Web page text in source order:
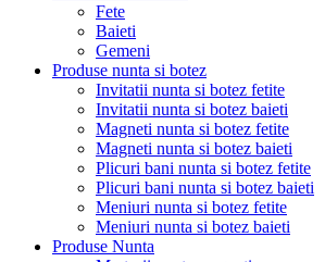
Fete
Baieti
Gemeni
Produse nunta si botez
Invitatii nunta si botez fetite
Invitatii nunta si botez baieti
Magneti nunta si botez fetite
Magneti nunta si botez baieti
Plicuri bani nunta si botez fetite
Plicuri bani nunta si botez baieti
Meniuri nunta si botez fetite
Meniuri nunta si botez baieti
Produse Nunta